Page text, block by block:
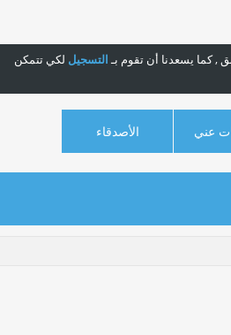
, كما يسعدنا أن تقوم بـالتسجيل لكي تتمكن
عني
الأصدقاء